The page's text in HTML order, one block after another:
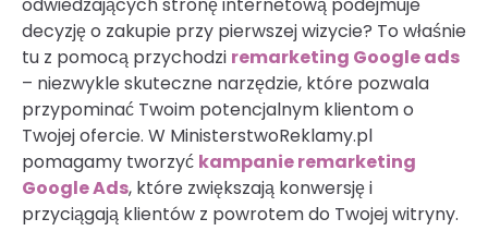
decyzję o zakupie przy pierwszej wizycie? To właśnie
tu z pomocą przychodzi remarketing Google ads
– niezwykle skuteczne narzędzie, które pozwala
przypominać Twoim potencjalnym klientom o
Twojej ofercie. W MinisterstwoReklamy.pl
pomagamy tworzyć kampanie remarketing
Google Ads, które zwiększają konwersję i
przyciągają klientów z powrotem do Twojej witryny.